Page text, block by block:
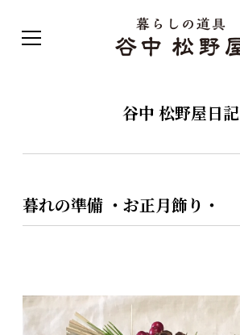
谷中 松野屋日記
暮れの準備 ・お正月飾り・